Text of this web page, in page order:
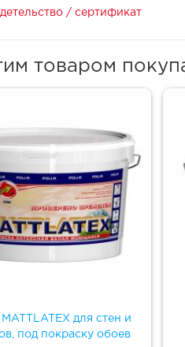
/ сертификат
товаром
для стен и
под покраску обоев